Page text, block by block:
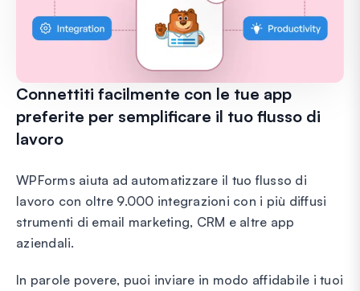
Connettiti facilmente con le tue app
preferite per semplificare il tuo flusso di
lavoro
WPForms aiuta ad automatizzare il tuo flusso di
lavoro con oltre 9.000 integrazioni con i più diffusi
strumenti di email marketing, CRM e altre app
aziendali.
In parole povere, puoi inviare in modo affidabile i tuoi